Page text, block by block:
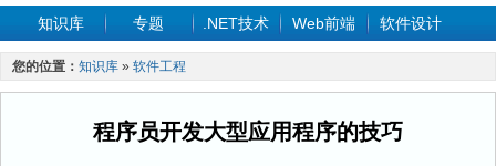
知识库 专题 .NET技术 Web前端 软件设计
手机开发 软件工程
最新文章
您的位置： 知识库 » 软件工程
程序员开发大型应用程序的技巧